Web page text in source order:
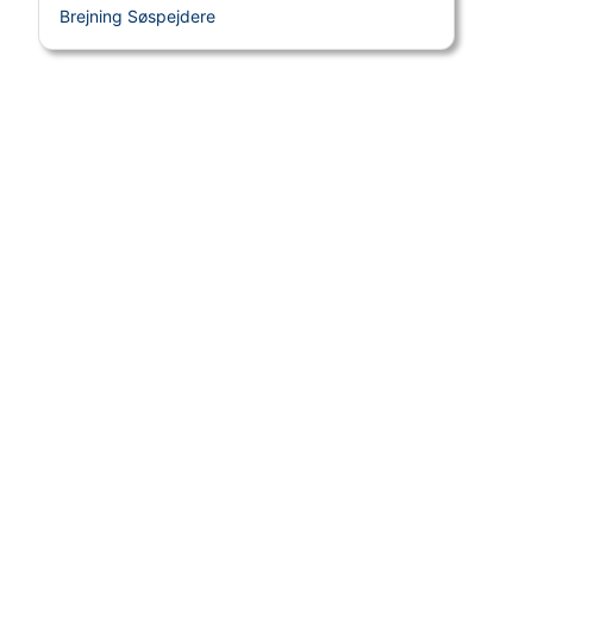
Brejning Søspejdere